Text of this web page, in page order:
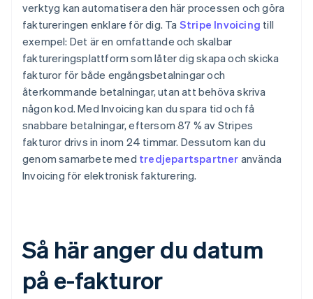
verktyg kan automatisera den här processen och göra
faktureringen enklare för dig. Ta Stripe Invoicing till
exempel: Det är en omfattande och skalbar
faktureringsplattform som låter dig skapa och skicka
fakturor för både engångsbetalningar och
återkommande betalningar, utan att behöva skriva
någon kod. Med Invoicing kan du spara tid och få
snabbare betalningar, eftersom 87 % av Stripes
fakturor drivs in inom 24 timmar. Dessutom kan du
genom samarbete med tredjepartspartner använda
Invoicing för elektronisk fakturering.
Så här anger du datum
på e-fakturor